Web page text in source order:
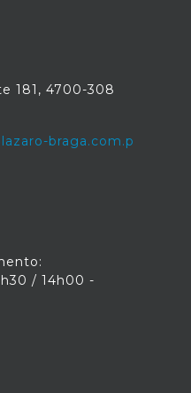
181, 4700-308
braga.com.p
/ 14h00 -